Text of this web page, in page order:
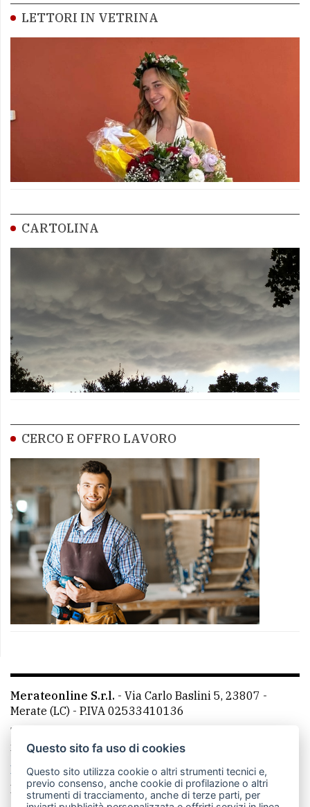
LETTORI IN VETRINA
CARTOLINA
CERCO E OFFRO LAVORO
Merateonline S.r.l. - Via Carlo Baslini 5, 23807 -
Merate (LC) - P.IVA 02533410136
Telefono:
mail: redazione@merateonline.it
La redazione
CasateOnline LeccoOnline
RSS
Made by VIP
Questo sito fa uso di cookies
Questo sito utilizza cookie o altri strumenti tecnici e,
previo consenso, anche cookie di profilazione o altri
strumenti di tracciamento, anche di terze parti, per